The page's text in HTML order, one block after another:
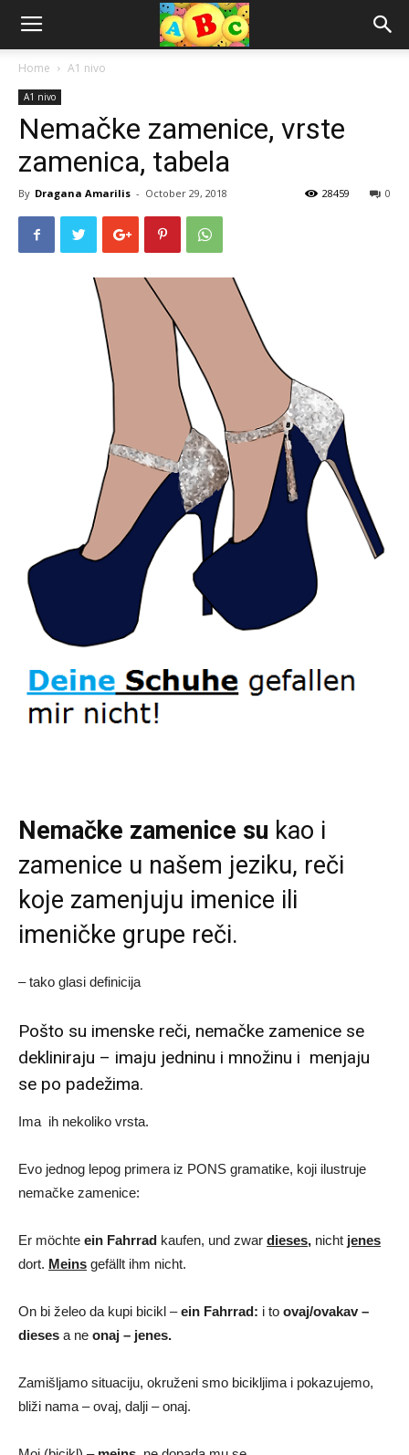
Home A1 nivo
A1 nivo
Nemačke zamenice, vrste
zamenica, tabela
By Dragana Amarilis - October 29, 2018 0
28459
Nemačke zamenice su kao i
zamenice u našem jeziku, reči
koje zamenjuju imenice ili
imeničke grupe reči.
– tako glasi definicija
Pošto su imenske reči, nemačke zamenice se
dekliniraju – imaju jedninu i množinu i menjaju
se po padežima.
Ima ih nekoliko vrsta.
Evo jednog lepog primera iz PONS gramatike, koji ilustruje
nemačke zamenice:
Er möchte ein Fahrrad kaufen, und zwar dieses, nicht jenes
dort. Meins gefällt ihm nicht.
On bi želeo da kupi bicikl –ein Fahrrad: i to ovaj/ovakav –
dieses a ne onaj – jenes.
Zamišljamo situaciju, okruženi smo bicikljima i pokazujemo,
bliži nama – ovaj, dalji – onaj.